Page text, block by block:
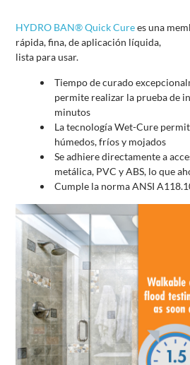
HYDRO BAN® Quick Curees una
rápida, fina, de aplicación líquida,
lista para usar.
Tiempo de curado
permite realizar la prueba de
minutos
La tecnología Wet-Cure
húmedos, fríos y mojados
Se adhiere directamente a
metálica, PVC y ABS, lo que
Cumple la norma ANSI